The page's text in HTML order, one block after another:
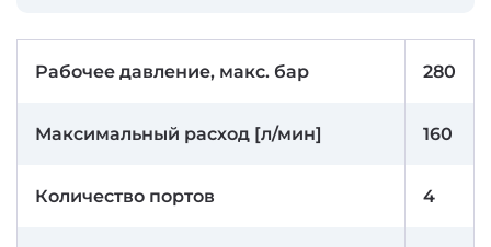
Рабочее давление, макс. бар 280
Максимальный расход [л/мин] 160
Количество портов 4